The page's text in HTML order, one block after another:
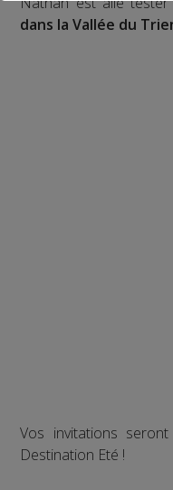
dans la Vallée du
Vos invitations
Destination Eté !